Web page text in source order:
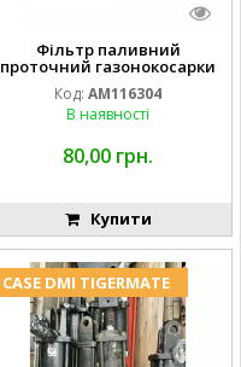
Фільтр паливний
проточний газонокосарки
JOHN DEERE AM116304
GY20709
Код: AM116304
В наявності
80,00 грн.
Купити
CASE DMI TIGERMATE